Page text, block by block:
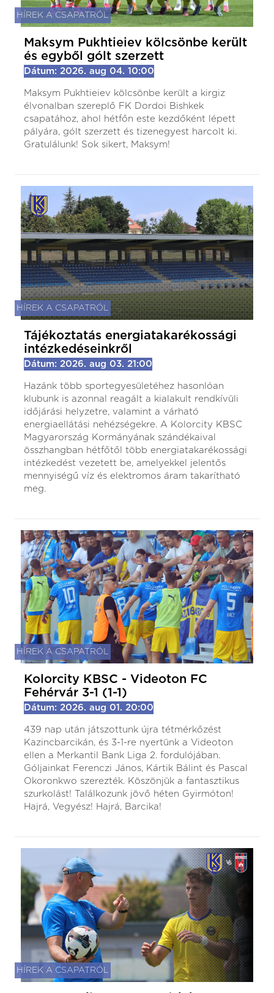
HÍREK A CSAPATRÓL
Maksym Pukhtieiev kölcsönbe került
és egyből gólt szerzett
Dátum: 2026. aug 04. 10:00
Maksym Pukhtieiev kölcsönbe került a kirgiz
élvonalban szereplő FK Dordoi Bishkek
csapatához, ahol hétfőn este kezdőként lépett
pályára, gólt szerzett és tizenegyest harcolt ki.
Gratulálunk! Sok sikert, Maksym!
HÍREK A CSAPATRÓL
Tájékoztatás energiatakarékossági
intézkedéseinkről
Dátum: 2026. aug 03. 21:00
Hazánk több sportegyesületéhez hasonlóan
klubunk is azonnal reagált a kialakult rendkívüli
időjárási helyzetre, valamint a várható
energiaellátási nehézségekre. A Kolorcity KBSC
Magyarország Kormányának szándékaival
összhangban hétfőtől több energiatakarékossági
intézkedést vezetett be, amelyekkel jelentős
mennyiségű víz és elektromos áram takarítható
meg.
HÍREK A CSAPATRÓL
Kolorcity KBSC - Videoton FC
Fehérvár 3-1 (1-1)
Dátum: 2026. aug 01. 20:00
439 nap után játszottunk újra tétmérkőzést
Kazincbarcikán, és 3-1-re nyertünk a Videoton
ellen a Merkantil Bank Liga 2. fordulójában.
Góljainkat Ferenczi János, Kártik Bálint és Pascal
Okoronkwo szerezték. Köszönjük a fantasztikus
szurkolást! Találkozunk jövő héten Gyirmóton!
Hajrá, Vegyész! Hajrá, Barcika!
HÍREK A CSAPATRÓL